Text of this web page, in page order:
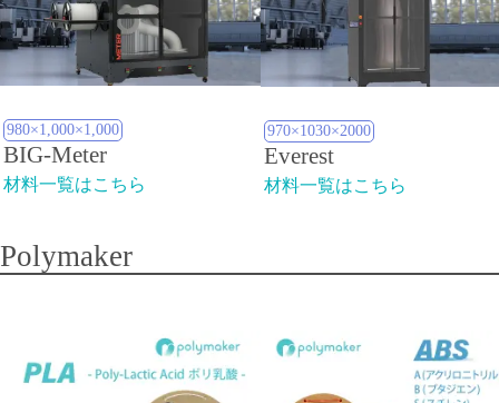
980×1,000×1,000
BIG-Meter
材料一覧はこちら
970×1030×2000
Everest
材料一覧はこちら
Polymaker